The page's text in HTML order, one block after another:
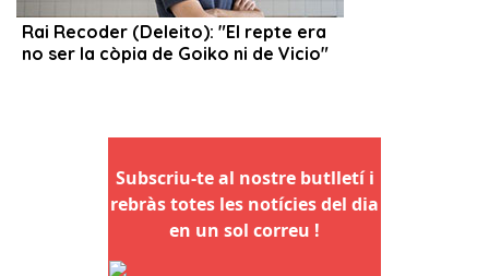
Subscriu-te al nostre butlletí i
rebràs totes les notícies del dia
en un sol correu !